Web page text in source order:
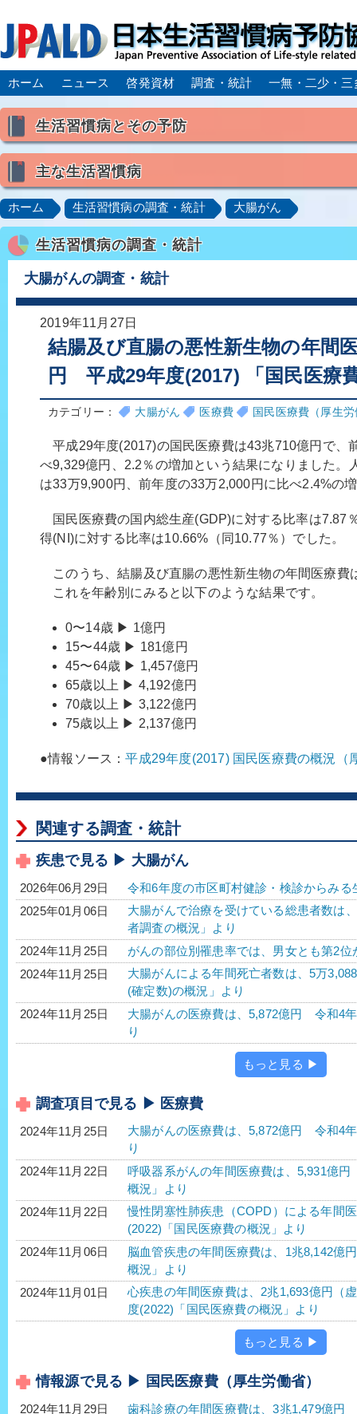
ホーム ニュース 啓発資材 調査・統計 一無・二少・三
生活習慣病とその予防
喫煙
食生活
主な生活習慣病
高血圧 脂質異常症（高脂血症） 糖尿病
肥満症／メタボリックシンドローム
動脈硬化
心
脂肪肝／NAFLD／NASH
アルコール肝疾患
ロコモティブシンドローム／サルコペニア／フレイル
ホーム 生活習慣病の調査・統計 大腸がん
生活習慣病の調査・統計
大腸がんの調査・統計
2019年11月27日
結腸及び直腸の悪性新生物の年間
円 平成29年度(2017) 「国民医療
カテゴリー： 大腸がん 医療費 国民医療費（厚生
平成29年度(2017)の国民医療費は43兆710億円で、
べ9,329億円、2.2％の増加という結果になりました。
は33万9,900円、前年度の33万2,000円に比べ2.4%の
国民医療費の国内総生産(GDP)に対する比率は7.87
得(NI)に対する比率は10.66%（同10.77％）でした。
このうち、結腸及び直腸の悪性新生物の年間医療費
これを年齢別にみると以下のような結果です。
0〜14歳 ▶ 1億円
15〜44歳 ▶ 181億円
45〜64歳 ▶ 1,457億円
65歳以上 ▶ 4,192億円
70歳以上 ▶ 3,122億円
75歳以上 ▶ 2,137億円
●情報ソース：平成29年度(2017) 国民医療費の概況（
関連する調査・統計
疾患で見る ▶ 大腸がん
2026年06月29日
令和6年度の市区町村健診・検診からみ
2025年01月06日
大腸がんで治療を受けている総患者数は
者調査の概況」より
2024年11月25日
がんの部位別罹患率では、男女とも第2
2024年11月25日
大腸がんによる年間死亡者数は、5万
(確定数)の概況」より
2024年11月25日
大腸がんの医療費は、5,872億円 令和4
り
もっと見る ▶
調査項目で見る ▶ 医療費
2024年11月25日
大腸がんの医療費は、5,872億円 令和4
り
2024年11月22日
呼吸器系がんの年間医療費は、5,931億
概況」より
2024年11月22日
慢性閉塞性肺疾患（COPD）による年間
(2022)「国民医療費の概況」より
2024年11月06日
脳血管疾患の年間医療費は、1兆8,142
概況」より
2024年11月01日
心疾患の年間医療費は、2兆1,693億円（
度(2022)「国民医療費の概況」より
もっと見る ▶
情報源で見る ▶ 国民医療費（厚生労働省）
2024年11月29日
歯科診療の年間医療費は、3兆1,479億円